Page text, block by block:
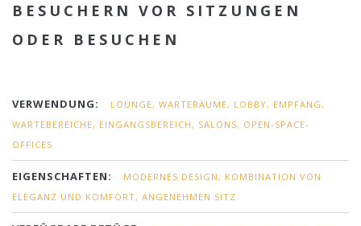
BESUCHERN VOR SITZUNGEN
ODER BESUCHEN
VERWENDUNG:
LOUNGE, WARTERÄUME, LOBBY, EMPFANG,
WARTEBEREICHE, EINGANGSBEREICH, SALONS, OPEN-SPACE-
OFFICES
EIGENSCHAFTEN:
MODERNES DESIGN, KOMBINATION VON
ELEGANZ UND KOMFORT, ANGENEHMEN SITZ